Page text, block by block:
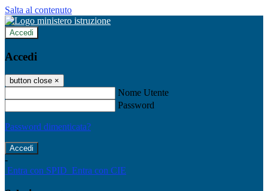
Salta al contenuto
Accedi
Accedi
button close ×
Nome Utente
Password
Password dimenticata?
-
Entra con SPID Entra con CIE